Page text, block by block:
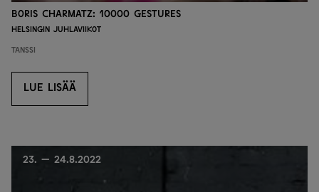
Boris Charmatz: 10000 gestures
Helsingin juhlaviikot
Tanssi
LUE LISÄÄ
LUE LISÄÄ
23. — 24.8.2022